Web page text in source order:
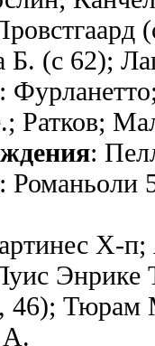
Б. (с 62);
:
Ратков;
:
: Романьоли
Х-п;
46);